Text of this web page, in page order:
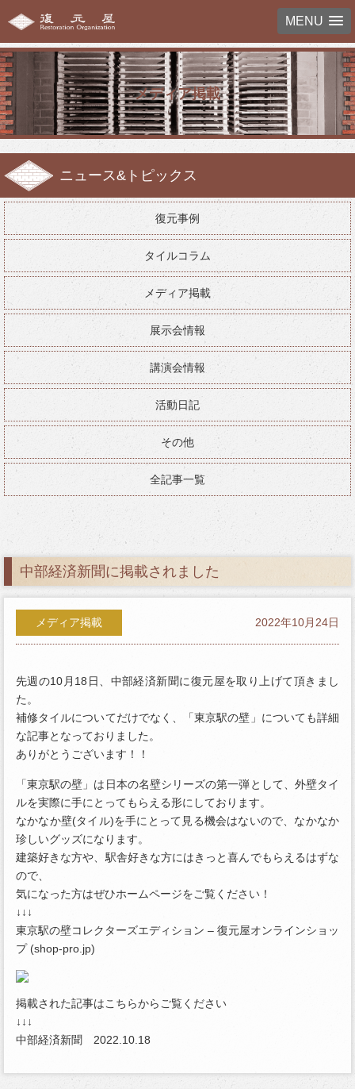
MENU
メディア掲載
ニュース&トピックス
復元事例
タイルコラム
メディア掲載
展示会情報
講演会情報
活動日記
その他
全記事一覧
中部経済新聞に掲載されました
メディア掲載 2022年10月24日
先週の10月18日、中部経済新聞に復元屋を取り上げて頂きまし
た。
補修タイルについてだけでなく、「東京駅の壁」についても詳細
な記事となっておりました。
ありがとうございます！！
「東京駅の壁」は日本の名壁シリーズの第一弾として、外壁タイ
ルを実際に手にとってもらえる形にしております。
なかなか壁(タイル)を手にとって見る機会はないので、なかなか
珍しいグッズになります。
建築好きな方や、駅舎好きな方にはきっと喜んでもらえるはずな
ので、
気になった方はぜひホームページをご覧ください！
↓↓↓
東京駅の壁コレクターズエディション – 復元屋オンラインショッ
プ (shop-pro.jp)
掲載された記事はこちらからご覧ください
↓↓↓
中部経済新聞 2022.10.18